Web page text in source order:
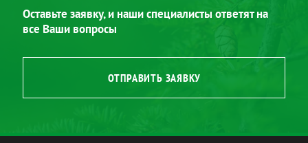
Оставьте заявку, и наши специалисты ответят на
все Ваши вопросы
ОТПРАВИТЬ ЗАЯВКУ